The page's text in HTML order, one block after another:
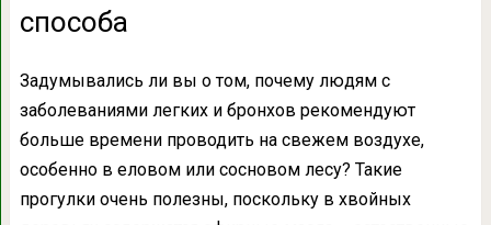
способа
Задумывались ли вы о том, почему людям с
заболеваниями легких и бронхов рекомендуют
больше времени проводить на свежем воздухе,
особенно в еловом или сосновом лесу? Такие
прогулки очень полезны, поскольку в хвойных